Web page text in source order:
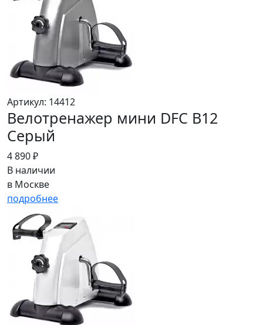
Артикул: 14412
Велотренажер мини DFC B12
Серый
4 890 ₽
В наличии
в Москве
подробнее